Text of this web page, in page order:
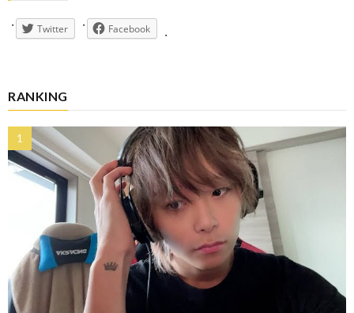
Twitter Facebook
RANKING